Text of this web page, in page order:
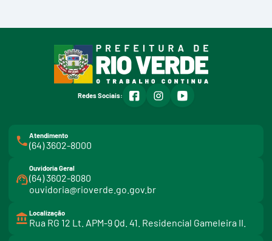
Redes Sociais: facebookinstagramyoutube
Atendimento
(64) 3602-8000
Ouvidoria Geral
(64) 3602-8080
ouvidoria@rioverde.go.gov.br
Localização
Rua RG 12 Lt. APM-9 Qd. 41. Residencial Gameleira II.